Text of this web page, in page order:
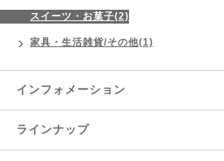
スイーツ・お菓子(2)
家具・生活雑貨/その他(1)
インフォメーション
ラインナップ